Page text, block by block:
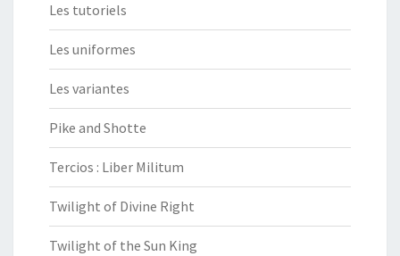
Les tutoriels
Les uniformes
Les variantes
Pike and Shotte
Tercios : Liber Militum
Twilight of Divine Right
Twilight of the Sun King